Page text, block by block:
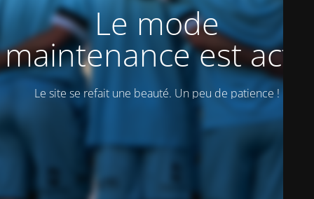
Le mode
maintenance est actif
Le site se refait une beauté. Un peu de patience !